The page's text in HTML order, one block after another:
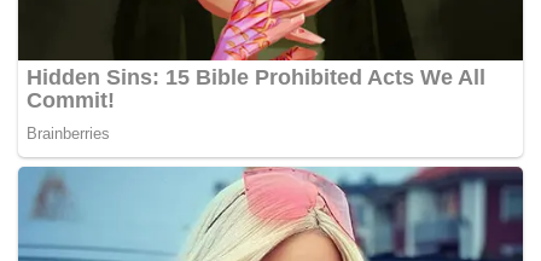
Jan Olde juga memberikan pesan kepada keempat
pemainnya agar mampu memaksimalkan
kesempatan tersebut. Ia berharap mereka tidak
hanya menjadi pelengkap, tetapi benar-benar
bersaing untuk posisi utama di tim nasional.